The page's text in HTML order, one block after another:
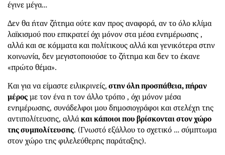
έγινε μέγα…
Δεν θα ήταν ζήτημα ούτε καν προς αναφορά, αν το όλο κλίμα
λαϊκισμού που επικρατεί όχι μόνον στα μέσα ενημέρωσης ,
αλλά και σε κόμματα και πολίτικους αλλά και γενικότερα στην
κοινωνία, δεν μεγιστοποιούσε το ζήτημα και δεν το έκανε
«πρώτο θέμα».
Και για να είμαστε ειλικρινείς, στην όλη προσπάθεια, πήραν
μέρος με τον ένα η τον άλλο τρόπο , όχι μόνον μέσα
ενημέρωσης, συνάδελφοι μου δημοσιογράφοι και στελέχη της
αντιπολίτευσης, αλλά και κάποιοι που βρίσκονται στον χώρο
της συμπολίτευσης. (Γνωστό εξάλλου το σχετικό … σύμπτωμα
στον χώρο της φιλελεύθερης παράταξης).